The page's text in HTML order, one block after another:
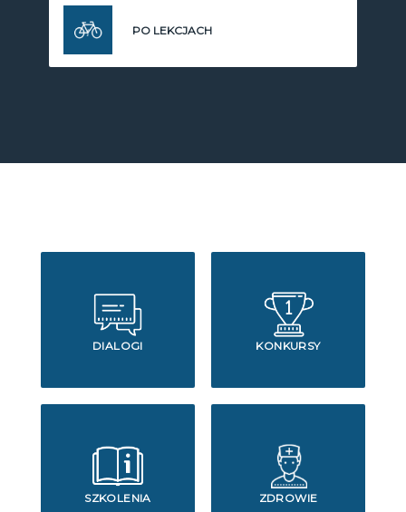
PO LEKCJACH
DIALOGI KONKURSY
SZKOLENIA ZDROWIE